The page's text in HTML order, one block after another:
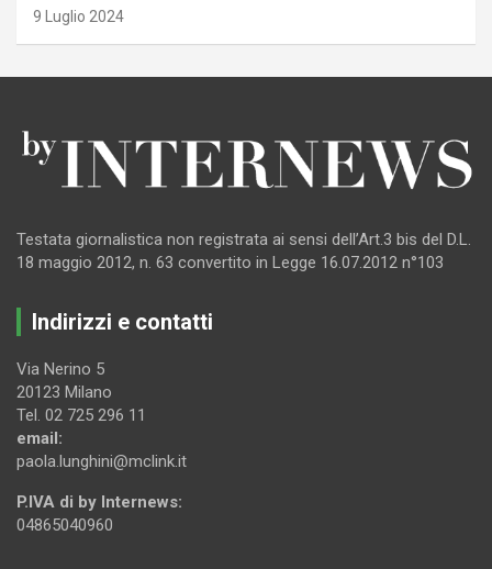
9 Luglio 2024
Testata giornalistica non registrata ai sensi dell’Art.3 bis del D.L.
18 maggio 2012, n. 63 convertito in Legge 16.07.2012 n°103
Indirizzi e contatti
Via Nerino 5
20123 Milano
Tel. 02 725 296 11
email:
paola.lunghini@mclink.it
P.IVA di by Internews:
04865040960